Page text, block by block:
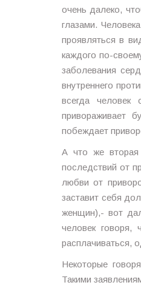
очень далеко,
глазами.
проявляться в
каждого по-
заболевания
внутреннего
всегда человек
привораживает
побеждает
А что же вторая
последствий от
любви от
заставит себя
женщин),- вот
человек
расплачиваться,
Некоторые
Такими